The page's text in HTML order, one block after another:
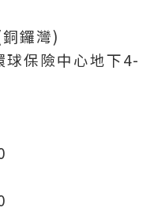
鑼灣)
保險中心地下4-